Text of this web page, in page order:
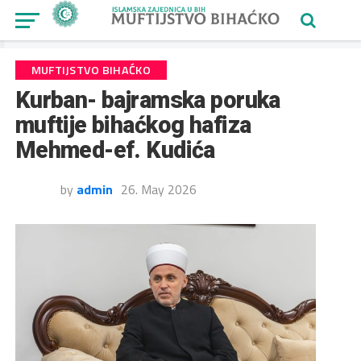
MUFTIJSTVO BIHAĆKO
Kurban- bajramska poruka
muftije bihaćkog hafiza
Mehmed-ef. Kudića
by admin 26. May 2026